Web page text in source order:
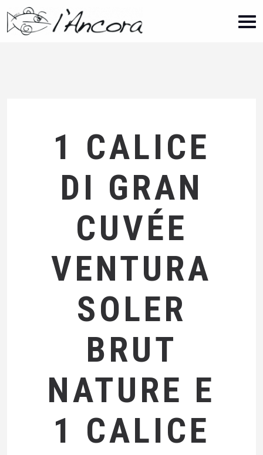
1 CALICE
DI GRAN
CUVÉE
VENTURA
SOLER
BRUT
NATURE E
1 CALICE